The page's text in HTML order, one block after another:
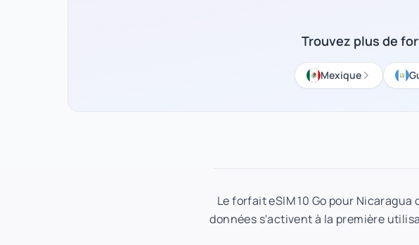
Trouvez plus de
Mexique
Le forfait eSIM 10 Go pour
données s'activent à la première